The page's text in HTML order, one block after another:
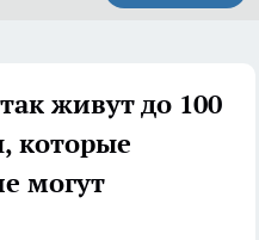
живут до 100
которые
могут